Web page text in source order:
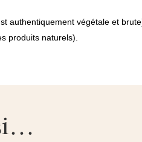
authentiquement végétale et
produits naturels).